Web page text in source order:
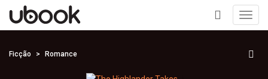
+
Ficção Romance